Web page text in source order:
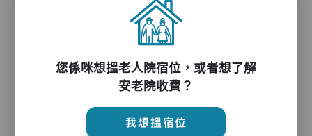
物理及職業治療區、治療室、護士站、洗衣房、完
善醫療及急救措施
護理服務
您係咪想搵老人院宿位，或者想了解
安老院收費？
我想搵宿位